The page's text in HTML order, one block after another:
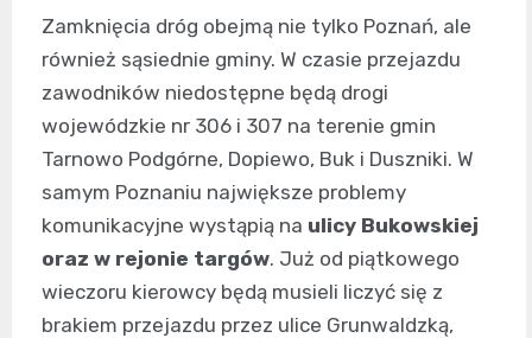
Zamknięcia dróg obejmą nie tylko Poznań, ale
również sąsiednie gminy. W czasie przejazdu
zawodników niedostępne będą drogi
wojewódzkie nr 306 i 307 na terenie gmin
Tarnowo Podgórne, Dopiewo, Buk i Duszniki. W
samym Poznaniu największe problemy
komunikacyjne wystąpią na ulicy Bukowskiej
oraz w rejonie targów. Już od piątkowego
wieczoru kierowcy będą musieli liczyć się z
brakiem przejazdu przez ulice Grunwaldzką,